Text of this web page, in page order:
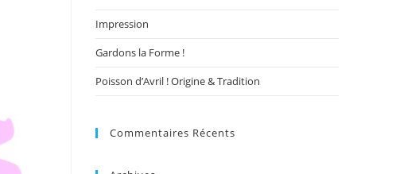
Impression
Gardons la Forme !
Poisson d’Avril ! Origine & Tradition
Commentaires Récents